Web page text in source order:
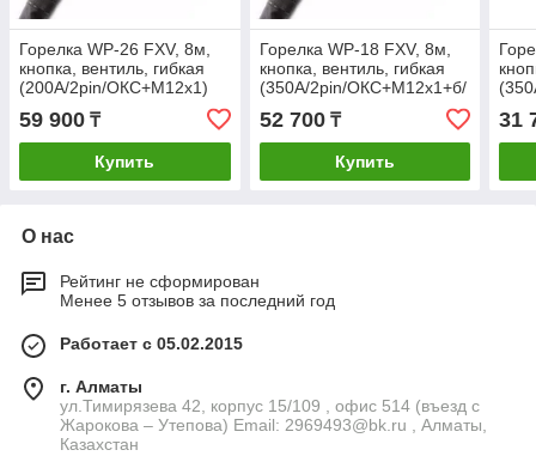
Горелка WP-26 FXV, 8м,
кнопка, вентиль, гибкая
(200А/2pin/ОКС+M12x1)
59 900 ₸
Купить
Горелка WP-18 FXV, 8м,
кнопка, вентиль, гибкая
(350А/2pin/ОКС+M12x1+б/
52 700₸
Купить
31
О нас
Рейтинг не сформирован
Менее 5 отзывов за последний год
Работает с 05.02.2015
г. Алматы
ул.Тимирязева 42, корпус 15/109 , офис 514 (въезд с
Жарокова – Утепова) Email: 2969493@bk.ru , Алматы,
Казахстан